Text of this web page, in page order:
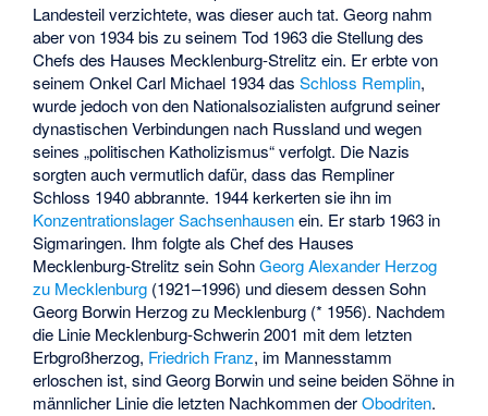
Landesteil verzichtete, was dieser auch tat. Georg nahm
aber von 1934 bis zu seinem Tod 1963 die Stellung des
Chefs des Hauses Mecklenburg-Strelitz ein. Er erbte von
seinem Onkel Carl Michael 1934 dasSchloss Remplin,
wurde jedoch von den Nationalsozialisten aufgrund seiner
dynastischen Verbindungen nach Russland und wegen
seines „politischen Katholizismus“ verfolgt. Die Nazis
sorgten auch vermutlich dafür, dass das Rempliner
Schloss 1940 abbrannte. 1944 kerkerten sie ihn im
Konzentrationslager Sachsenhausenein. Er starb 1963 in
Sigmaringen. Ihm folgte als Chef des Hauses
Mecklenburg-Strelitz sein SohnGeorg Alexander Herzog
zu Mecklenburg (1921–1996) und diesem dessen Sohn
Georg Borwin Herzog zu Mecklenburg (* 1956). Nachdem
die Linie Mecklenburg-Schwerin 2001 mit dem letzten
Erbgroßherzog, Friedrich Franz, im Mannesstamm
erloschen ist, sind Georg Borwin und seine beiden Söhne in
männlicher Linie die letzten Nachkommen derObodriten.